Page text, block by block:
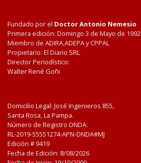
Fundado por el Doctor Antonio Nemesio
Primera edición: Domingo 3 de Mayo de 1992
Miembro de ADIRA,ADEPA y CPPAL
Propietario: El Diario SRL
Director Periodístico:
Walter René Goñi
Domicilio Legal: José Ingenieros 855,
Santa Rosa, La Pampa.
Número de Registro DNDA:
RL-2019-55551274-APN-DNDA#MJ
Edición # 9419
Fecha de Edición: 8/08/2026